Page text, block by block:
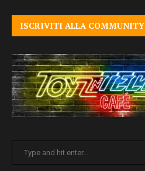
ISCRIVITI ALLA COMMUNITY